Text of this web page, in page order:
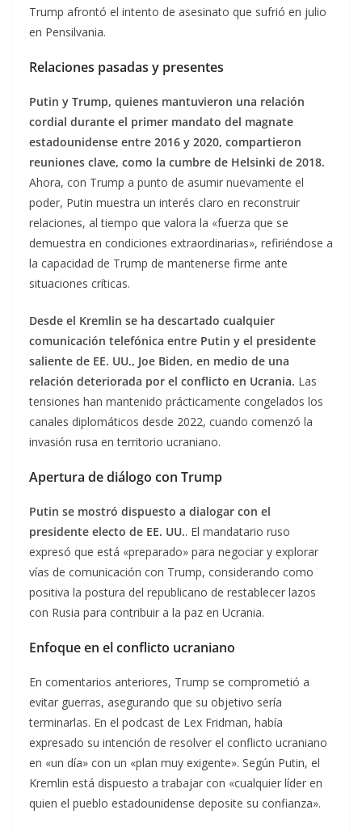
Trump afrontó el intento de asesinato que sufrió en julio
en Pensilvania.
Relaciones pasadas y presentes
Putin y Trump, quienes mantuvieron una relación
cordial durante el primer mandato del magnate
estadounidense entre 2016 y 2020, compartieron
reuniones clave, como la cumbre de Helsinki de 2018.
Ahora, con Trump a punto de asumir nuevamente el
poder, Putin muestra un interés claro en reconstruir
relaciones, al tiempo que valora la «fuerza que se
demuestra en condiciones extraordinarias», refiriéndose a
la capacidad de Trump de mantenerse firme ante
situaciones críticas.
Desde el Kremlin se ha descartado cualquier
comunicación telefónica entre Putin y el presidente
saliente de EE. UU., Joe Biden, en medio de una
relación deteriorada por el conflicto en Ucrania. Las
tensiones han mantenido prácticamente congelados los
canales diplomáticos desde 2022, cuando comenzó la
invasión rusa en territorio ucraniano.
Apertura de diálogo con Trump
Putin se mostró dispuesto a dialogar con el
presidente electo de EE. UU.. El mandatario ruso
expresó que está «preparado» para negociar y explorar
vías de comunicación con Trump, considerando como
positiva la postura del republicano de restablecer lazos
con Rusia para contribuir a la paz en Ucrania.
Enfoque en el conflicto ucraniano
En comentarios anteriores, Trump se comprometió a
evitar guerras, asegurando que su objetivo sería
terminarlas. En el podcast de Lex Fridman, había
expresado su intención de resolver el conflicto ucraniano
en «un día» con un «plan muy exigente». Según Putin, el
Kremlin está dispuesto a trabajar con «cualquier líder en
quien el pueblo estadounidense deposite su confianza».